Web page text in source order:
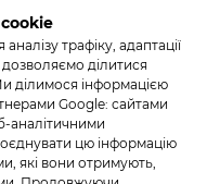
Політика
конфіденційності
СОЦМЕРЕЖАХ
трафіку, адаптації
ділитися
ділимося інформацією
Google: сайтами
аналітичними
цю інформацію
які вони отримують,